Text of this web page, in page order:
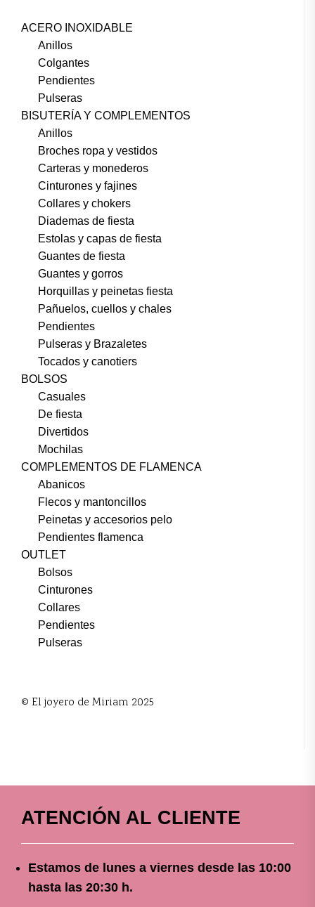
ACERO INOXIDABLE
Anillos
Colgantes
Pendientes
Pulseras
BISUTERÍA Y COMPLEMENTOS
Anillos
Broches ropa y vestidos
Carteras y monederos
Cinturones y fajines
Collares y chokers
Diademas de fiesta
Estolas y capas de fiesta
Guantes de fiesta
Guantes y gorros
Horquillas y peinetas fiesta
Pañuelos, cuellos y chales
Pendientes
Pulseras y Brazaletes
Tocados y canotiers
BOLSOS
Casuales
De fiesta
Divertidos
Mochilas
COMPLEMENTOS DE FLAMENCA
Abanicos
Flecos y mantoncillos
Peinetas y accesorios pelo
Pendientes flamenca
OUTLET
Bolsos
Cinturones
Collares
Pendientes
Pulseras
© El joyero de Miriam 2025
ATENCIÓN AL CLIENTE
Estamos de lunes a viernes desde las 10:00
hasta las 20:30 h.